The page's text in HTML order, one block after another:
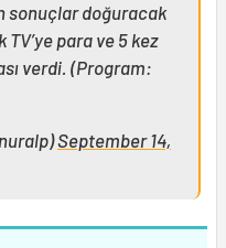
sonuçlar doğuracak
para ve 5 kez
verdi. (Program:
September 14,